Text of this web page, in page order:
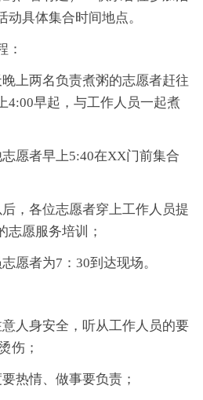
具体集合时间地点。
：
晚上两名负责煮粥的志愿者赶往
4:00早起，与工作人员一起煮
志愿者早上5:40在XX门前集合
后，各位志愿者穿上工作人员提
志愿服务培训；
愿者为7：30到达现场。
意人身安全，听从工作人员的要
伤；
热情、做事要负责；